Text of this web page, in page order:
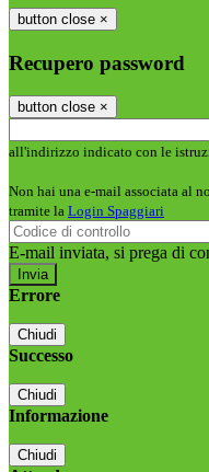
button close ×
Recupero password
button close ×
all'indirizzo indicato con le
Non hai una e-mail associata al
tramite la Login Spaggiari
E-mail inviata, si prega di
Errore
Chiudi
Successo
Chiudi
Informazione
Chiudi